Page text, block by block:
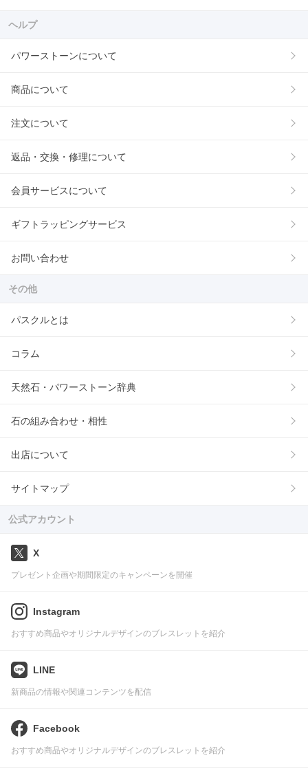
ヘルプ
パワーストーンについて
商品について
注文について
返品・交換・修理について
会員サービスについて
ギフトラッピングサービス
お問い合わせ
その他
パスクルとは
コラム
天然石・パワーストーン辞典
石の組み合わせ・相性
出店について
サイトマップ
公式アカウント
X
プレゼント企画や期間限定のキャンペーンを開催
Instagram
おすすめ商品やオリジナルデザインのブレスレットを紹介
LINE
新商品の情報や関連コンテンツを配信
Facebook
おすすめ商品やオリジナルデザインのブレスレットを紹介